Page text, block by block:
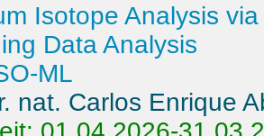
Isotope Analysis
Data Analysis
ML
nat. Carlos Enrique